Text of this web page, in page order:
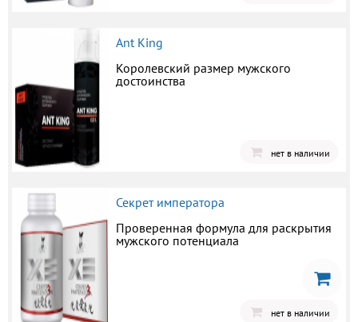
Ant King
Королевский размер мужского
достоинства
нет в наличии
Секрет императора
Проверенная формула для раскрытия
мужского потенциала
нет в наличии